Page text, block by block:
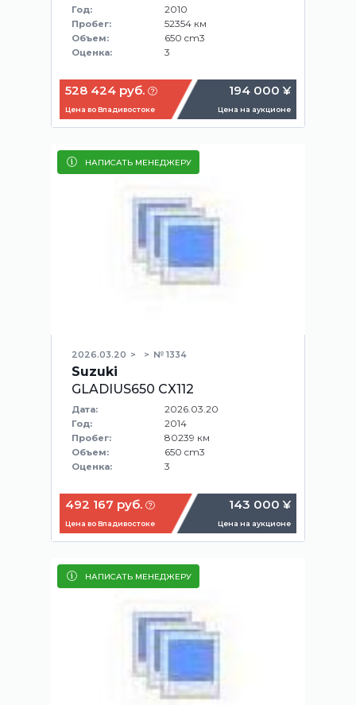
Год: 2010
Пробег: 52354 км
Объем: 650 cm3
Оценка: 3
528 424 руб.
Цена во Владивостоке
194 000 ¥
Цена на аукционе
НАПИСАТЬ МЕНЕДЖЕРУ
2026.03.20 № 1334
Suzuki
GLADIUS650 CX112
Дата: 2026.03.20
Год: 2014
Пробег: 80239 км
Объем: 650 cm3
Оценка: 3
492 167 руб.
Цена во Владивостоке
143 000 ¥
Цена на аукционе
НАПИСАТЬ МЕНЕДЖЕРУ